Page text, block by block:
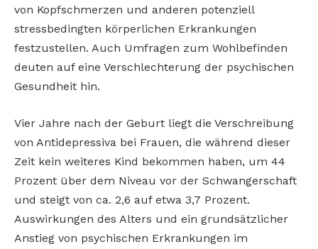
von Kopfschmerzen und anderen potenziell
stressbedingten körperlichen Erkrankungen
festzustellen. Auch Umfragen zum Wohlbefinden
deuten auf eine Verschlechterung der psychischen
Gesundheit hin.
Vier Jahre nach der Geburt liegt die Verschreibung
von Antidepressiva bei Frauen, die während dieser
Zeit kein weiteres Kind bekommen haben, um 44
Prozent über dem Niveau vor der Schwangerschaft
und steigt von ca. 2,6 auf etwa 3,7 Prozent.
Auswirkungen des Alters und ein grundsätzlicher
Anstieg von psychischen Erkrankungen im